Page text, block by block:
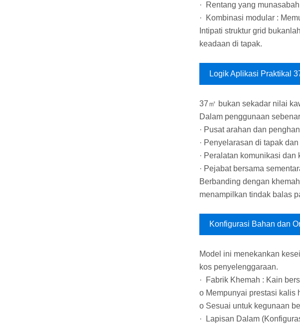
· Rentang yang
· Kombinasi modular :
Intipati struktur grid
keadaan di tapak.
Logik Aplikasi Praktikal
37㎡ bukan sekadar nilai
Dalam penggunaan
· Pusat arahan dan
· Penyelarasan di tapak
· Peralatan komunikasi
· Pejabat bersama
Berbanding dengan
menampilkan tindak balas
Konfigurasi Bahan dan
Model ini menekankan
kos penyelenggaraan.
· Fabrik Khemah : Kain
o Mempunyai prestasi kalis
o Sesuai untuk kegunaan
· Lapisan Dalam